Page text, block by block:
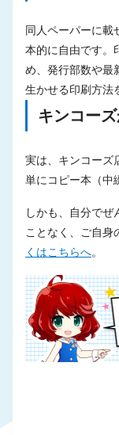
同人ペーパーに載
本的に自由です。
め、発行部数や最
生かせる印刷方法
キンコー
実は、キンコーズ
単にコピー本（中
しかも、自分でぜ
ことなく、ご自身
くはこちらへ。